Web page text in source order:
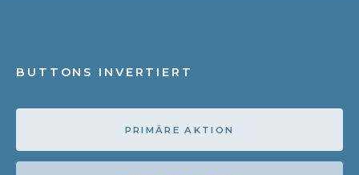
BUTTONS INVERTIERT
PRIMÄRE AKTION